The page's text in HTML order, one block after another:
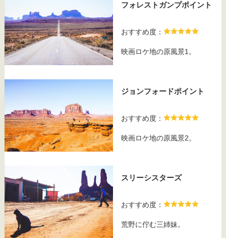
フォレストガンプポイント
おすすめ度：
映画ロケ地の原風景1。
ジョンフォードポイント
おすすめ度：
映画ロケ地の原風景2。
スリーシスターズ
おすすめ度：
荒野に佇む三姉妹。